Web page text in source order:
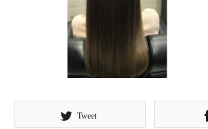
Tweet